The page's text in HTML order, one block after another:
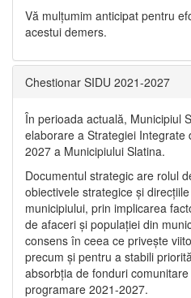
Vă mulţumim anticipat pentru
acestui demers.
Chestionar SIDU 2021-2027
În perioada actuală, Municipiul
elaborare a Strategiei Integrate
2027 a Municipiului Slatina.
Documentul strategic are rolul
obiectivele strategice și
municipiului, prin implicarea
de afaceri și populației din
consens în ceea ce privește
precum și pentru a stabili
absorbția de fonduri
programare 2021-2027.